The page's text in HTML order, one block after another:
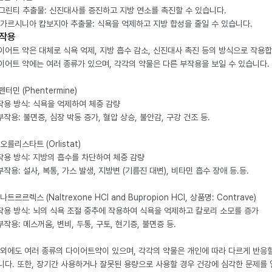
린티 추출물: 신진대사를 증진하고 지방 연소를 촉진할 수 있습니다.
르시니아 캄보지아 추출물: 식욕을 억제하고 지방 합성을 줄일 수 있습니다.
용
어트 약은 대체로 식욕 억제, 지방 흡수 감소, 신진대사 촉진 등의 방식으로 작용
어트 약에는 여러 종류가 있으며, 각각의 약물은 다른 부작용을 보일 수 있습니다.
터민 (Phentermine)
용 방식: 식욕을 억제하여 체중 감량
작용: 불면증, 심장 박동 증가, 혈압 상승, 불안감, 구강 건조 등.
를리스타트 (Orlistat)
용 방식: 지방의 흡수를 차단하여 체중 감량
작용: 설사, 복통, 가스 발생, 지방변 (기름진 대변), 비타민 흡수 장애 등.등.
트르르렉스 (Naltrexone HCl and Bupropion HCl, 상품명: Contrave)
용 방식: 뇌의 식욕 조절 중추에 작용하여 식욕을 억제하고 칼로리 소모를 증가
작용: 메스꺼움, 변비, 두통, 구토, 현기증, 불면증 등.
에도 여러 종류의 다이어트약이 있으며, 각각의 약물은 개인에 따라 다르게 반응
다. 또한, 장기간 사용하거나 잘못된 용량으로 사용할 경우 건강에 심각한 문제를